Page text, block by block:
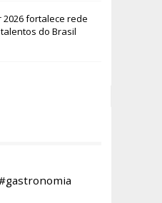
fortalece rede
do Brasil